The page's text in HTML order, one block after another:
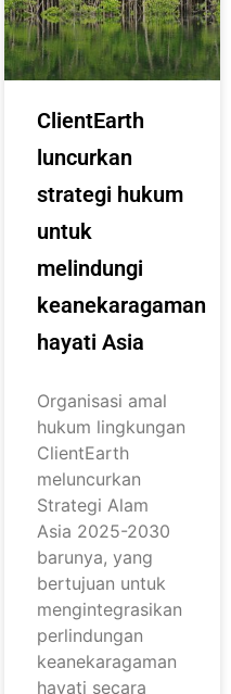
ClientEarth
luncurkan
strategi hukum
untuk
melindungi
keanekaragaman
hayati Asia
Organisasi amal
hukum lingkungan
ClientEarth
meluncurkan
Strategi Alam
Asia 2025-2030
barunya, yang
bertujuan untuk
mengintegrasikan
perlindungan
keanekaragaman
hayati secara